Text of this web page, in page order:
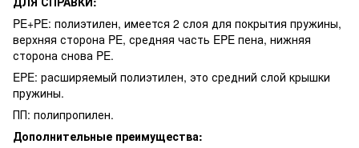
PE+PE: полиэтилен, имеется 2 слоя для покрытия пружины,
верхняя сторона PE, средняя часть EPE пена, нижняя
сторона снова PE.
EPE: расширяемый полиэтилен, это средний слой крышки
пружины.
ПП: полипропилен.
Дополнительные преимущества: